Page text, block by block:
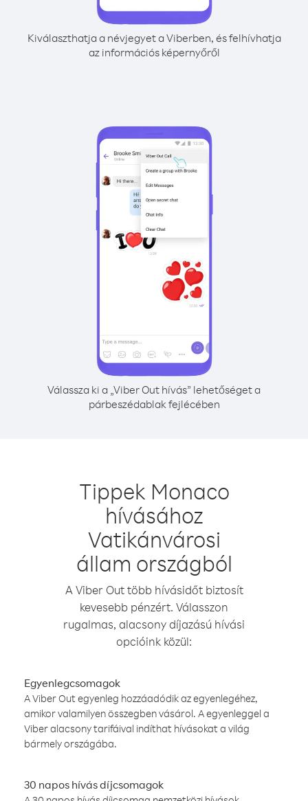
Kiválaszthatja a névjegyet a Viberben, és felhívhatja
az információs képernyőről
Válassza ki a „Viber Out hívás” lehetőséget a
párbeszédablak fejlécében
Tippek Monaco
hívásához
Vatikánvárosi
állam országból
A Viber Out több hívásidőt biztosít
kevesebb pénzért. Válasszon
rugalmas, alacsony díjazású hívási
opcióink közül:
Egyenlegcsomagok
A Viber Out egyenleg hozzáadódik az egyenlegéhez,
amikor valamilyen összegben vásárol. A egyenleggel a
Viber alacsony tarifáival indíthat hívásokat a világ
bármely országába.
30 napos hívás díjcsomagok